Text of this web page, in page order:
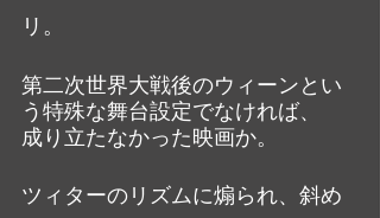
リ。
第二次世界大戦後のウィーンとい
う特殊な舞台設定でなければ、
成り立たなかった映画か。
ツィターのリズムに煽られ、斜め